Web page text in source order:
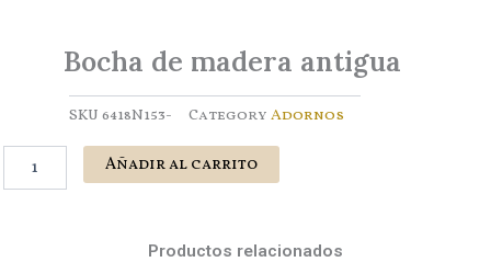
Bocha de madera antigua
SKU 6418N153- Category Adornos
Añadir al carrito
Productos relacionados